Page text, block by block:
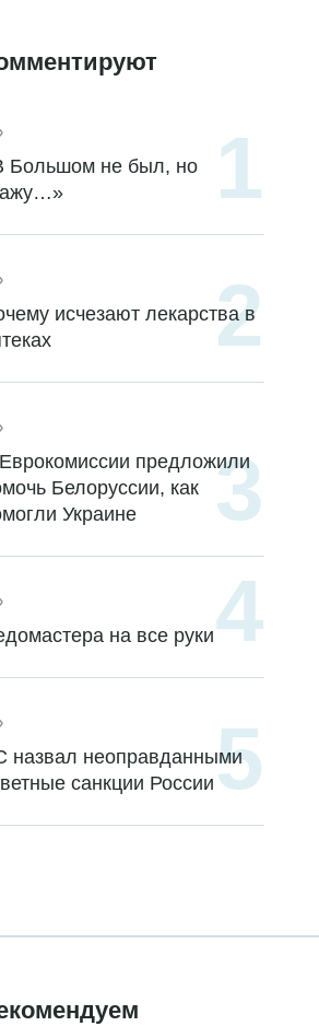
Большом не был, но
исчезают лекарства в
предложили
Белоруссии, как
Украине
на все руки
назвал неоправданными
санкции России